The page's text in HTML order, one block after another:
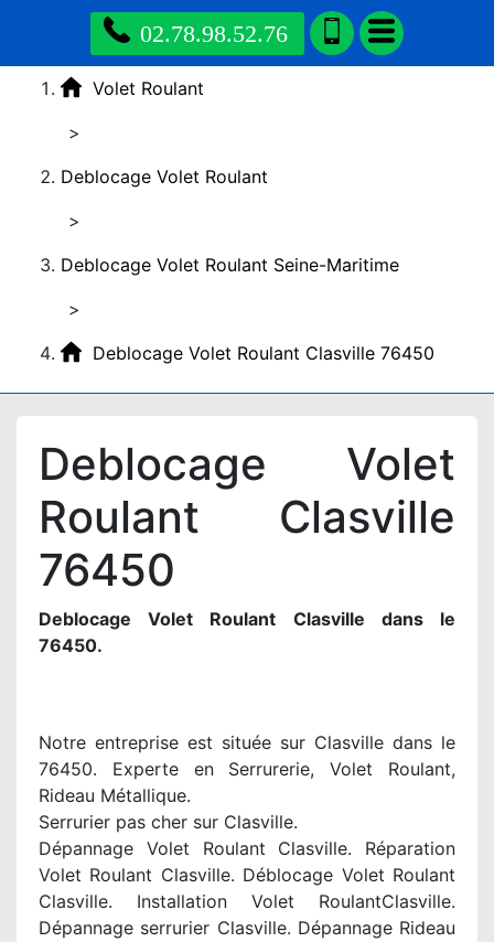
02.78.98.52.76
Volet Roulant
>
Deblocage Volet Roulant
>
Deblocage Volet Roulant Seine-Maritime
>
Deblocage Volet Roulant Clasville 76450
Deblocage Volet
Roulant Clasville
76450
Deblocage Volet Roulant Clasville dans le
76450.
Notre entreprise est située sur Clasville dans le
76450. Experte en Serrurerie, Volet Roulant,
Rideau Métallique.
Serrurier pas cher sur Clasville.
Dépannage Volet Roulant Clasville. Réparation
Volet Roulant Clasville. Déblocage Volet Roulant
Clasville. Installation Volet RoulantClasville.
Dépannage serrurier Clasville. Dépannage Rideau